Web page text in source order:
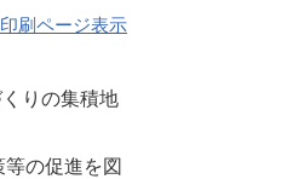
印刷ページ表示
りの集積地
の促進を図